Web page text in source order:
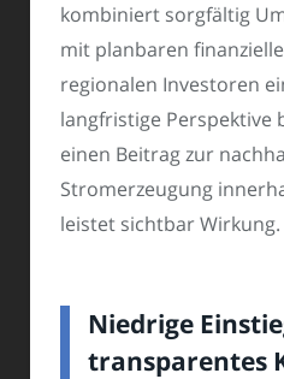
kombiniert sorgfältig
mit planbaren
regionalen Investoren
langfristige Perspektive
einen Beitrag zur
Stromerzeugung
leistet sichtbar Wirkung.
Niedrige
transparentes